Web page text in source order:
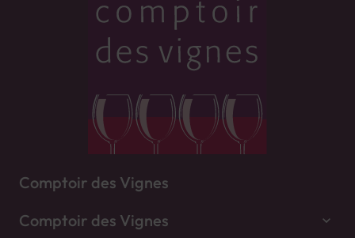
Comptoir des Vignes
Comptoir des Vignes